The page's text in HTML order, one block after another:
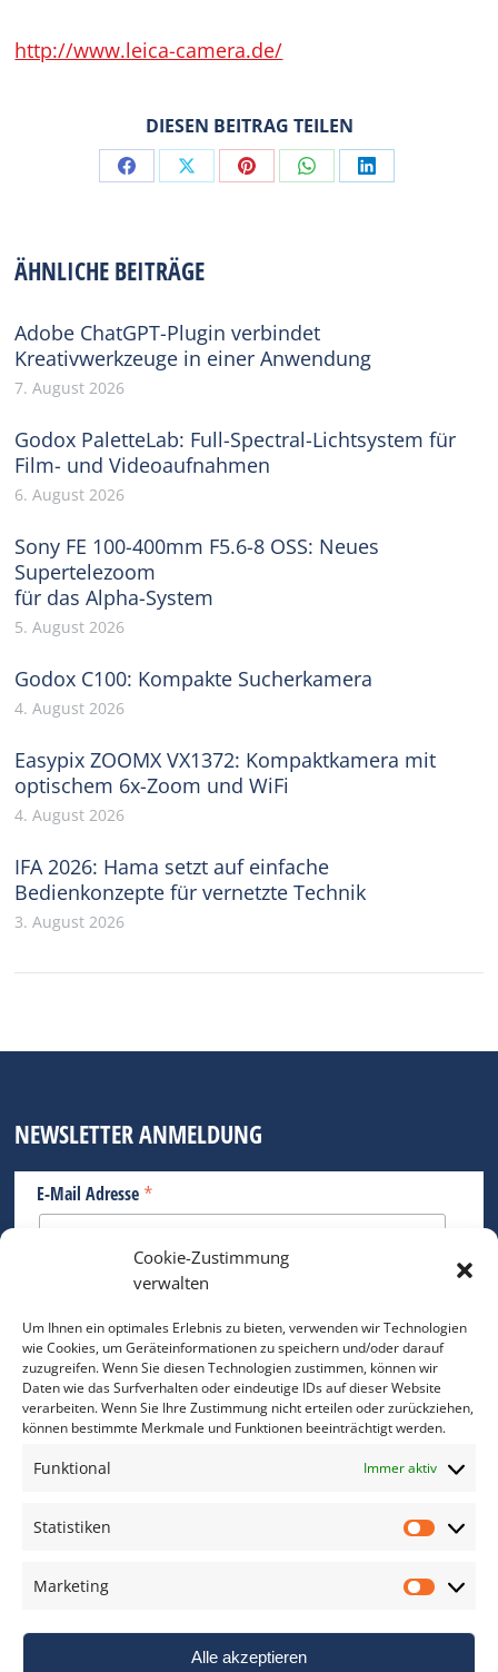
Cookie-Zustimmung
verwalten
Um Ihnen ein optimales Erlebnis zu bieten, verwenden wir Technologien
wie Cookies, um Geräteinformationen zu speichern und/oder darauf
zuzugreifen. Wenn Sie diesen Technologien zustimmen, können wir
Daten wie das Surfverhalten oder eindeutige IDs auf dieser Website
verarbeiten. Wenn Sie Ihre Zustimmung nicht erteilen oder zurückziehen,
können bestimmte Merkmale und Funktionen beeinträchtigt werden.
Funktional Immer aktiv
Statistiken
Marketing
Alle akzeptieren
http://www.leica-camera.de/
DIESEN BEITRAG TEILEN
Share Share Share Share Share
ÄHNLICHE BEITRÄGE
Adobe ChatGPT-Plugin verbindet
Kreativwerkzeuge in einer Anwendung
7. August 2026
Godox PaletteLab: Full-Spectral-Lichtsystem für
Film- und Videoaufnahmen
6. August 2026
Sony FE 100-400mm F5.6-8 OSS: Neues
Supertelezoom
für das Alpha-System
5. August 2026
Godox C100: Kompakte Sucherkamera
4. August 2026
Easypix ZOOMX VX1372: Kompaktkamera mit
optischem 6x-Zoom und WiFi
4. August 2026
IFA 2026: Hama setzt auf einfache
Bedienkonzepte für vernetzte Technik
3. August 2026
NEWSLETTER ANMELDUNG
E-Mail Adresse *
Bitte geben Sie Ihre E-Mail Adresse ein.
*